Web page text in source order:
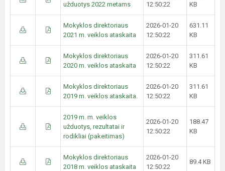
užduotys 2022 metams
12:50:22
KB
Mokyklos direktoriaus
2021 m. veiklos ataskaita
2026-01-20
12:50:22
631.11
KB
Mokyklos direktoriaus
2020 m. veiklos ataskaita
2026-01-20
12:50:22
311.61
KB
Mokyklos direktoriaus
2019 m. veiklos ataskaita.
2026-01-20
12:50:22
311.61
KB
2019 m. m. veiklos
užduotys, rezultatai ir
rodikliai (pakeitimas)
2026-01-20
12:50:22
188.47
KB
Mokyklos direktoriaus
2018 m. veiklos ataskaita
2026-01-20
12:50:22
89.4 KB